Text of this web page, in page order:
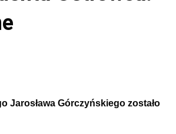
Jarosława Górczyńskiego zostało